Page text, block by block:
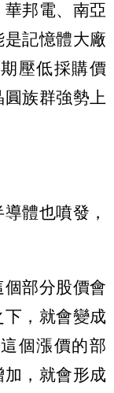
邦電、南亞
記憶體大廠
壓低採購價
族群強勢上
體也噴發，
部分股價會
，就會變成
個漲價的部
，就會形成